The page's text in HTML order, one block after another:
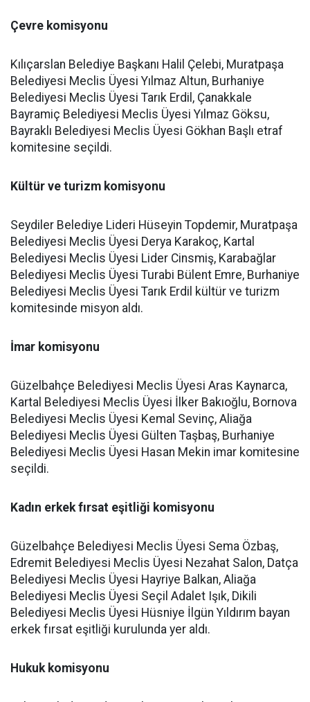
Çevre komisyonu
Kılıçarslan Belediye Başkanı Halil Çelebi, Muratpaşa
Belediyesi Meclis Üyesi Yılmaz Altun, Burhaniye
Belediyesi Meclis Üyesi Tarık Erdil, Çanakkale
Bayramiç Belediyesi Meclis Üyesi Yılmaz Göksu,
Bayraklı Belediyesi Meclis Üyesi Gökhan Başlı etraf
komitesine seçildi.
Kültür ve turizm komisyonu
Seydiler Belediye Lideri Hüseyin Topdemir, Muratpaşa
Belediyesi Meclis Üyesi Derya Karakoç, Kartal
Belediyesi Meclis Üyesi Lider Cinsmiş, Karabağlar
Belediyesi Meclis Üyesi Turabi Bülent Emre, Burhaniye
Belediyesi Meclis Üyesi Tarık Erdil kültür ve turizm
komitesinde misyon aldı.
İmar komisyonu
Güzelbahçe Belediyesi Meclis Üyesi Aras Kaynarca,
Kartal Belediyesi Meclis Üyesi İlker Bakıoğlu, Bornova
Belediyesi Meclis Üyesi Kemal Sevinç, Aliağa
Belediyesi Meclis Üyesi Gülten Taşbaş, Burhaniye
Belediyesi Meclis Üyesi Hasan Mekin imar komitesine
seçildi.
Kadın erkek fırsat eşitliği komisyonu
Güzelbahçe Belediyesi Meclis Üyesi Sema Özbaş,
Edremit Belediyesi Meclis Üyesi Nezahat Salon, Datça
Belediyesi Meclis Üyesi Hayriye Balkan, Aliağa
Belediyesi Meclis Üyesi Seçil Adalet Işık, Dikili
Belediyesi Meclis Üyesi Hüsniye İlgün Yıldırım bayan
erkek fırsat eşitliği kurulunda yer aldı.
Hukuk komisyonu